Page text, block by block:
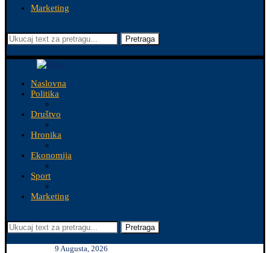
Marketing
Pretraga
Naslovna
Politika
Društvo
Hronika
Ekonomija
Sport
Marketing
Pretraga
9 Augusta, 2026